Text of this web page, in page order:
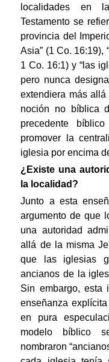
localidades en
Testamento se
provincia del
Asia” (1 Co. 16:19),
1 Co. 16:1) y “las
pero nunca
extendiera más
noción no bíblica
precedente
promover la
iglesia por encima
¿Existe una
la localidad?
Junto a esta
argumento de que
una autoridad
allá de la misma
que las iglesias
ancianos de la
Sin embargo, esta
enseñanza
en pura
modelo bíblico
nombraron